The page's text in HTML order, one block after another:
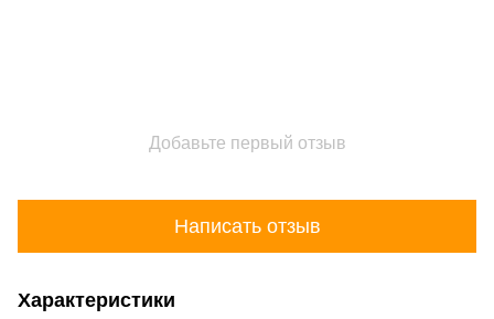
Добавьте первый отзыв
Написать отзыв
Характеристики